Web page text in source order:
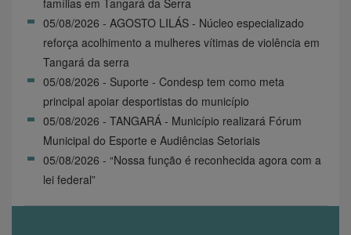
05/08/2026 - AGOSTO LILÁS - Núcleo especializado
reforça acolhimento a mulheres vítimas de violência em
Tangará da serra
05/08/2026 - Suporte - Condesp tem como meta
principal apoiar desportistas do município
05/08/2026 - TANGARÁ - Município realizará Fórum
Municipal do Esporte e Audiências Setoriais
05/08/2026 - “Nossa função é reconhecida agora com a
lei federal”